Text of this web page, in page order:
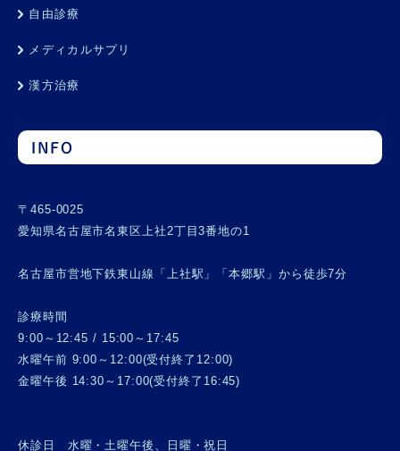
自由診療
メディカルサプリ
漢方治療
INFO
〒465-0025
愛知県名古屋市名東区上社2丁目3番地の1
名古屋市営地下鉄東山線「上社駅」「本郷駅」から徒歩7分
診療時間
9:00～12:45 / 15:00～17:45
水曜午前 9:00～12:00(受付終了12:00)
金曜午後 14:30～17:00(受付終了16:45)
休診日 水曜・土曜午後、日曜・祝日